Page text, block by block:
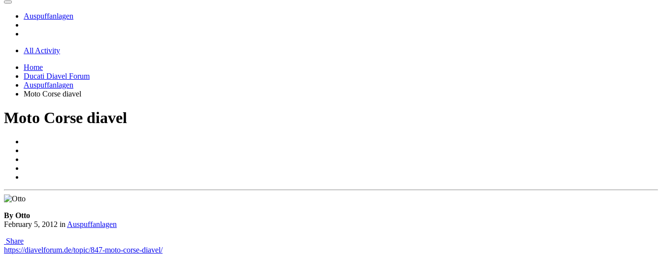
Auspuffanlagen
All Activity
Home
Ducati Diavel Forum
Auspuffanlagen
Moto Corse diavel
Moto Corse diavel
By Otto
February 5, 2012 inAuspuffanlagen
Share
https://diavelforum.de/topic/847-moto-corse-diavel/